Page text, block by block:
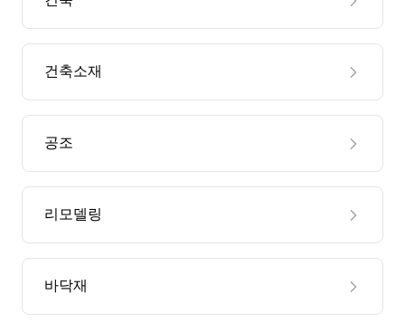
건축소재
공조
리모델링
바닥재